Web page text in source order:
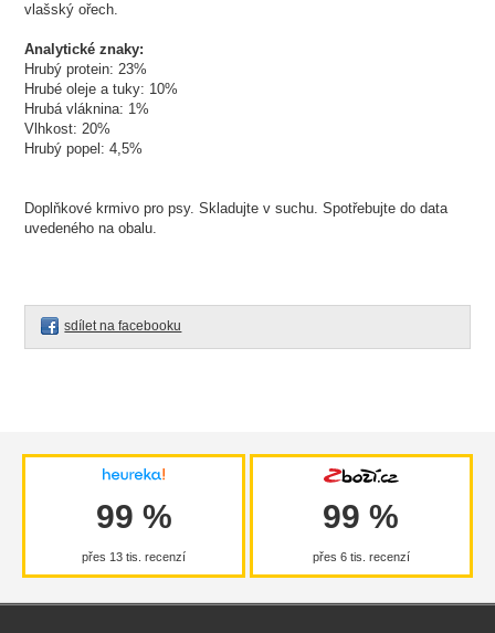
vlašský ořech.
Analytické znaky:
Hrubý protein: 23%
Hrubé oleje a tuky: 10%
Hrubá vláknina: 1%
Vlhkost: 20%
Hrubý popel: 4,5%
Doplňkové krmivo pro psy. Skladujte v suchu. Spotřebujte do data
uvedeného na obalu.
sdílet na facebooku
99 %
přes 13 tis. recenzí
99 %
přes 6 tis. recenzí